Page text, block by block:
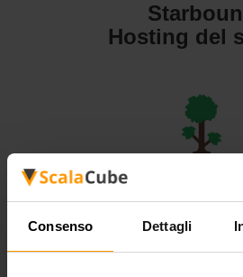
Consenso Dettagli
Hosting del
Hosting del